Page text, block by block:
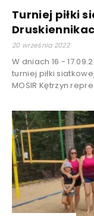
Turniej piłki
20 września 2022
W dniach 16 -
turniej piłki
MOSIR Kętrzyn